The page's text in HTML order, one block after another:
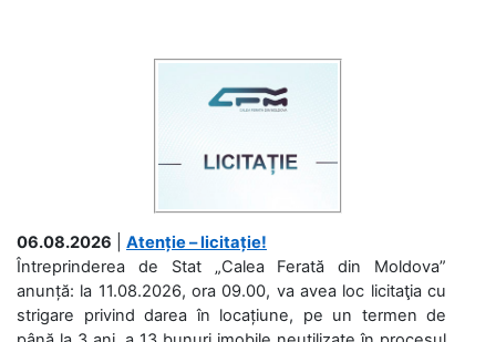
06.08.2026
Atenție – licitație!
Întreprinderea de Stat „Calea Ferată din Moldova”
anunță: la 11.08.2026, ora 09.00, va avea loc licitaţia cu
strigare privind darea în locațiune, pe un termen de